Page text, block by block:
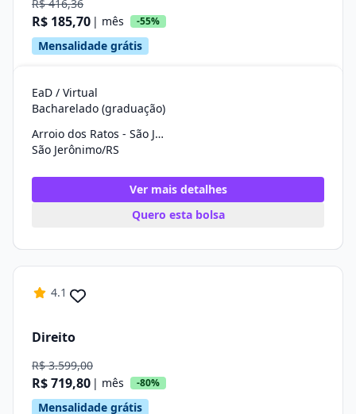
R$ 416,36
R$ 185,70 | mês -55%
Mensalidade grátis
EaD / Virtual
Bacharelado (graduação)
Arroio dos Ratos - São Jerônimo
São Jerônimo/RS
Ver mais detalhes
Quero esta bolsa
4.1
Direito
R$ 3.599,00
R$ 719,80 | mês -80%
Mensalidade grátis